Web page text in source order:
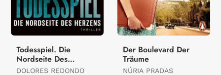
Todesspiel. Die
Nordseite Des
Herzens
DOLORES REDONDO
Der Boulevard Der
Träume
NÚRIA PRADAS